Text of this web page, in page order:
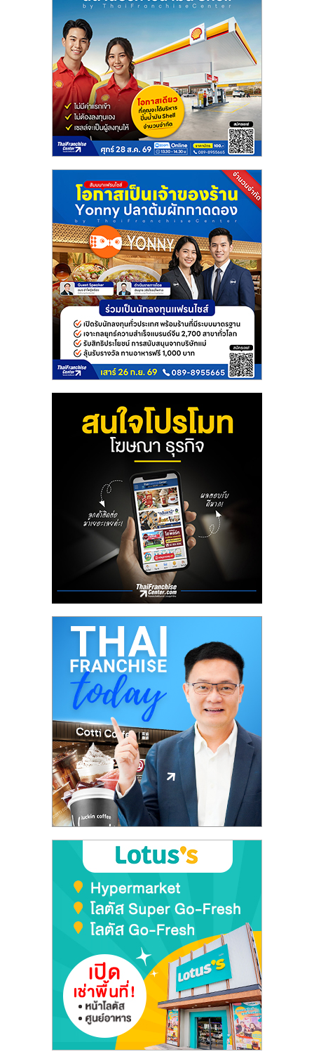
ไชส์
ขาย
แฟ
ไชส์
แฟ
ไชส์
ขาย
หน้า
ปรึกษา
การ
ลงทุน
และ
ขยาย
ไชส์,